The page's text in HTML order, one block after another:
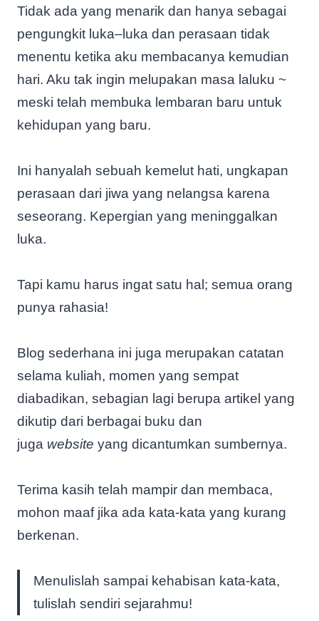
Tidak ada yang menarik dan hanya sebagai
pengungkit luka–luka dan perasaan tidak
menentu ketika aku membacanya kemudian
hari. Aku tak ingin melupakan masa laluku ~
meski telah membuka lembaran baru untuk
kehidupan yang baru.
Ini hanyalah sebuah kemelut hati, ungkapan
perasaan dari jiwa yang nelangsa karena
seseorang. Kepergian yang meninggalkan
luka.
Tapi kamu harus ingat satu hal; semua orang
punya rahasia!
Blog sederhana ini juga merupakan catatan
selama kuliah, momen yang sempat
diabadikan, sebagian lagi berupa artikel yang
dikutip dari berbagai buku dan
juga website yang dicantumkan sumbernya.
Terima kasih telah mampir dan membaca,
mohon maaf jika ada kata-kata yang kurang
berkenan.
Menulislah sampai kehabisan kata-kata,
tulislah sendiri sejarahmu!